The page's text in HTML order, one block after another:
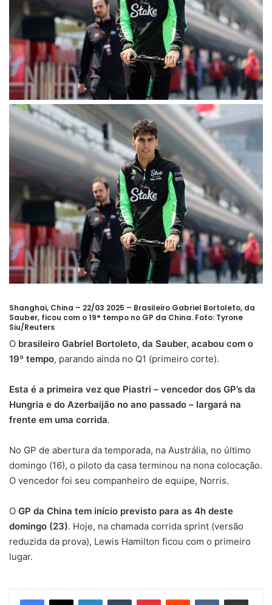
Shanghai, China – 22/03 2025 – Brasileiro Gabriel Bortoleto, da
Sauber, ficou com o 19° tempo no GP da China. Foto: Tyrone
Siu/Reuters
O brasileiro Gabriel Bortoleto, da Sauber, acabou com o
19º tempo, parando ainda no Q1 (primeiro corte).
Esta é a primeira vez que Piastri – vencedor dos GP’s da
Hungria e do Azerbaijão no ano passado – largará na
frente em uma corrida.
No GP de abertura da temporada, na Austrália, no último
domingo (16), o piloto da casa terminou na nona colocação.
O vencedor foi seu companheiro de equipe, Norris.
O GP da China tem início previsto para as 4h deste
domingo (23). Hoje, na chamada corrida sprint (versão
reduzida da prova), Lewis Hamilton ficou com o primeiro
lugar.